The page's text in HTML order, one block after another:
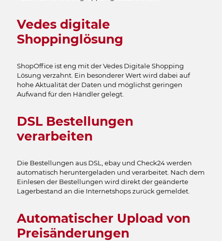
Vedes digitale
Shoppinglösung
ShopOffice ist eng mit der Vedes Digitale Shopping
Lösung verzahnt. Ein besonderer Wert wird dabei auf
hohe Aktualität der Daten und möglichst geringen
Aufwand für den Händler gelegt.
DSL Bestellungen
verarbeiten
Die Bestellungen aus DSL, ebay und Check24 werden
automatisch heruntergeladen und verarbeitet. Nach dem
Einlesen der Bestellungen wird direkt der geänderte
Lagerbestand an die Internetshops zurück gemeldet.
Automatischer Upload von
Preisänderungen